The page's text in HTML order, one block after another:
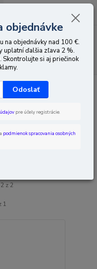
Hľadať
0,00 EUR
Príslušenstvo
z 2
1
objednávke
na objednávky nad 100 €.
uplatní ďalšia zľava 2 %.
si aj priečinok
Odoslať
pre účely registrácie.
podmienok spracovania osobných